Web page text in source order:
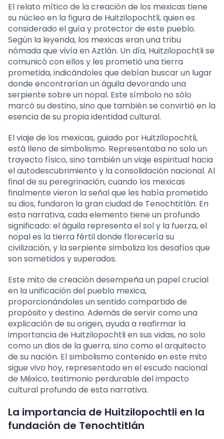
El relato mítico de la creación de los mexicas tiene
su núcleo en la figura de Huitzilopochtli, quien es
considerado el guía y protector de este pueblo.
Según la leyenda, los mexicas eran una tribu
nómada que vivía en Aztlán. Un día, Huitzilopochtli se
comunicó con ellos y les prometió una tierra
prometida, indicándoles que debían buscar un lugar
donde encontrarían un águila devorando una
serpiente sobre un nopal. Este símbolo no sólo
marcó su destino, sino que también se convirtió en la
esencia de su propia identidad cultural.
El viaje de los mexicas, guiado por Huitzilopochtli,
está lleno de simbolismo. Representaba no solo un
trayecto físico, sino también un viaje espiritual hacia
el autodescubrimiento y la consolidación nacional. Al
final de su peregrinación, cuando los mexicas
finalmente vieron la señal que les había prometido
su dios, fundaron la gran ciudad de Tenochtitlán. En
esta narrativa, cada elemento tiene un profundo
significado: el águila representa el sol y la fuerza, el
nopal es la tierra fértil donde florecería su
civilización, y la serpiente simboliza los desafíos que
son sometidos y superados.
Este mito de creación desempeña un papel crucial
en la unificación del pueblo mexica,
proporcionándoles un sentido compartido de
propósito y destino. Además de servir como una
explicación de su origen, ayuda a reafirmar la
importancia de Huitzilopochtli en sus vidas, no solo
como un dios de la guerra, sino como el arquitecto
de su nación. El simbolismo contenido en este mito
sigue vivo hoy, representado en el escudo nacional
de México, testimonio perdurable del impacto
cultural profundo de esta narrativa.
La importancia de Huitzilopochtli en la
fundación de Tenochtitlán